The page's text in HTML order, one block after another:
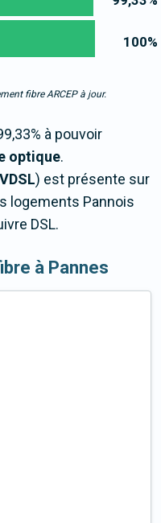
100%
fibre ARCEP à jour.
à pouvoir
optique.
) est présente sur
logements Pannois
DSL.
à Pannes